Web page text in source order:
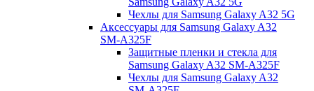
Чехлы для Samsung Galaxy A32 5G
Аксессуары для Samsung Galaxy A32
SM-A325F
Защитные пленки и стекла для
Samsung Galaxy A32 SM-A325F
Чехлы для Samsung Galaxy A32